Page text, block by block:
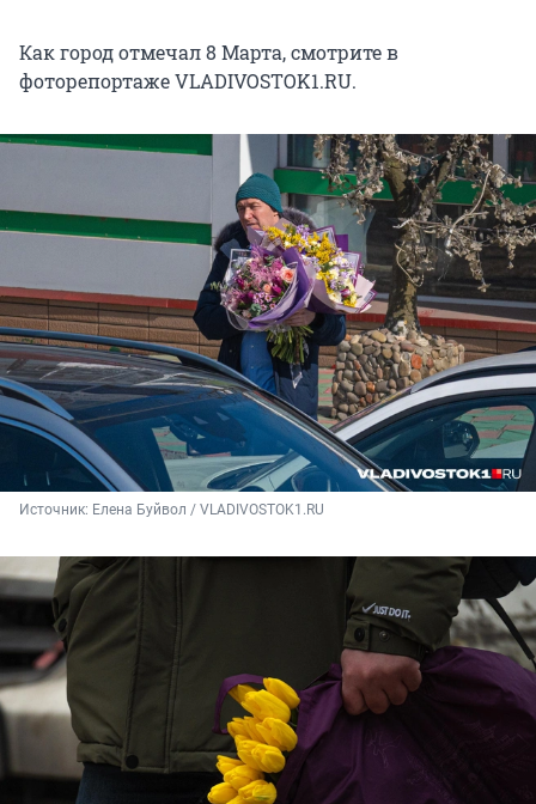
Как город отмечал 8 Марта, смотрите в
фоторепортаже VLADIVOSTOK1.RU.
Источник: Елена Буйвол / VLADIVOSTOK1.RU